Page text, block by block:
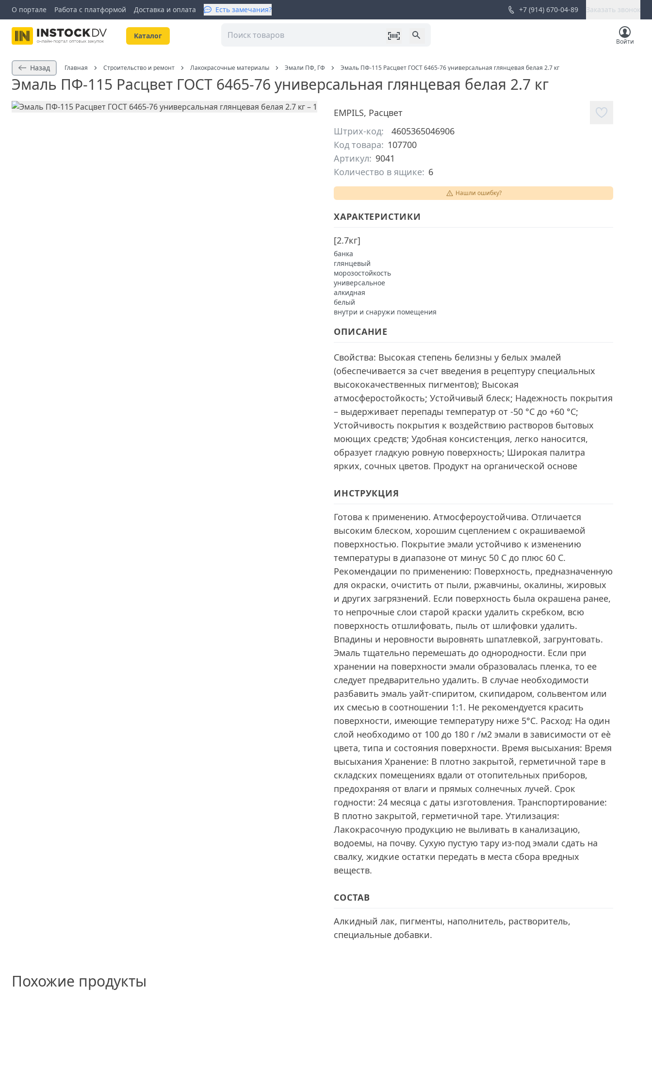
О портале Работа с платформой Доставка и оплата Есть замечания? +7 (914) 670-04-89 Заказать звонок
Kаталог
Войти
Назад Главная Строительство и ремонт Лакокрасочные материалы Эмали ПФ, ГФ Эмаль ПФ-115 Расцвет ГОСТ 6465-76 универсальная глянцевая белая 2.7 кг
Эмаль ПФ-115 Расцвет ГОСТ 6465-76 универсальная глянцевая белая 2.7 кг
EMPILS, Расцвет
Штрих-код:
4605365046906
Код товара: 107700
Артикул: 9041
Количество в ящике: 6
Нашли ошибку?
ХАРАКТЕРИСТИКИ
[2.7кг]
банка
глянцевый
морозостойкость
универсальное
алкидная
белый
внутри и снаружи помещения
ОПИСАНИЕ
Свойства: Высокая степень белизны у белых эмалей
(обеспечивается за счет введения в рецептуру специальных
высококачественных пигментов); Высокая
атмосферостойкость; Устойчивый блеск; Надежность покрытия
– выдерживает перепады температур от -50 °С до +60 °С;
Устойчивость покрытия к воздействию растворов бытовых
моющих средств; Удобная консистенция, легко наносится,
образует гладкую ровную поверхность; Широкая палитра
ярких, сочных цветов. Продукт на органической основе
ИНСТРУКЦИЯ
Готова к применению. Атмосфероустойчива. Отличается
высоким блеском, хорошим сцеплением с окрашиваемой
поверхностью. Покрытие эмали устойчиво к изменению
температуры в диапазоне от минус 50 С до плюс 60 С.
Рекомендации по применению: Поверхность, предназначенную
для окраски, очистить от пыли, ржавчины, окалины, жировых
и других загрязнений. Если поверхность была окрашена ранее,
то непрочные слои старой краски удалить скребком, всю
поверхность отшлифовать, пыль от шлифовки удалить.
Впадины и неровности выровнять шпатлевкой, загрунтовать.
Эмаль тщательно перемешать до однородности. Если при
хранении на поверхности эмали образовалась пленка, то ее
следует предварительно удалить. В случае необходимости
разбавить эмаль уайт-спиритом, скипидаром, сольвентом или
их смесью в соотношении 1:1. Не рекомендуется красить
поверхности, имеющие температуру ниже 5°С. Расход: На один
слой необходимо от 100 до 180 г /м2 эмали в зависимости от еѐ
цвета, типа и состояния поверхности. Время высыхания: Время
высыхания Хранение: В плотно закрытой, герметичной таре в
складских помещениях вдали от отопительных приборов,
предохраняя от влаги и прямых солнечных лучей. Срок
годности: 24 месяца с даты изготовления. Транспортирование:
В плотно закрытой, герметичной таре. Утилизация:
Лакокрасочную продукцию не выливать в канализацию,
водоемы, на почву. Сухую пустую тару из-под эмали сдать на
свалку, жидкие остатки передать в места сбора вредных
веществ.
СОСТАВ
Алкидный лак, пигменты, наполнитель, растворитель,
специальные добавки.
Похожие продукты